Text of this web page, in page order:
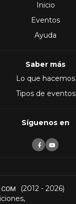
Inicio
Eventos
Ayuda
Saber más
Lo que hacemos
Tipos de eventos
Síguenos en
(2012 - 2026)
,